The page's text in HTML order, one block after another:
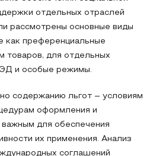
отдельных отраслей
рассмотрены основные виды
как преференциальные
товаров, для отдельных
и особые режимы.
содержанию льгот – условиям
оформления и
для обеспечения
их применения. Анализ
соглашений